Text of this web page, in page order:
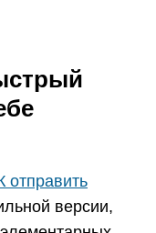
отправить
версии,